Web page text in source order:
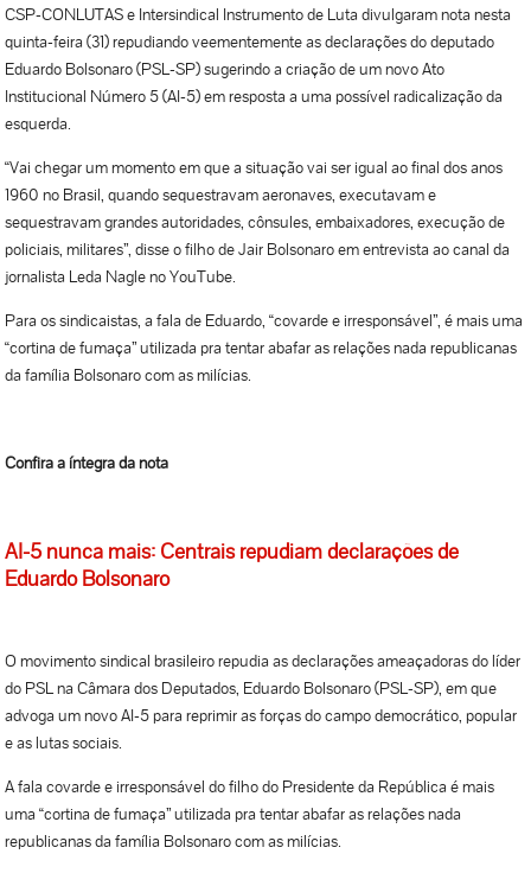
CSP-CONLUTAS e Intersindical Instrumento de Luta divulgaram nota nesta
quinta-feira (31) repudiando veementemente as declarações do deputado
Eduardo Bolsonaro (PSL-SP) sugerindo a criação de um novo Ato
Institucional Número 5 (AI-5) em resposta a uma possível radicalização da
esquerda.
“Vai chegar um momento em que a situação vai ser igual ao final dos anos
1960 no Brasil, quando sequestravam aeronaves, executavam e
sequestravam grandes autoridades, cônsules, embaixadores, execução de
policiais, militares”, disse o filho de Jair Bolsonaro em entrevista ao canal da
jornalista Leda Nagle no YouTube.
Para os sindicaistas, a fala de Eduardo, “covarde e irresponsável”, é mais uma
“cortina de fumaça” utilizada pra tentar abafar as relações nada republicanas
da família Bolsonaro com as milícias.
Confira a íntegra da nota
AI-5 nunca mais: Centrais repudiam declarações de
Eduardo Bolsonaro
O movimento sindical brasileiro repudia as declarações ameaçadoras do líder
do PSL na Câmara dos Deputados, Eduardo Bolsonaro (PSL-SP), em que
advoga um novo AI-5 para reprimir as forças do campo democrático, popular
e as lutas sociais.
A fala covarde e irresponsável do filho do Presidente da República é mais
uma “cortina de fumaça” utilizada pra tentar abafar as relações nada
republicanas da família Bolsonaro com as milícias.